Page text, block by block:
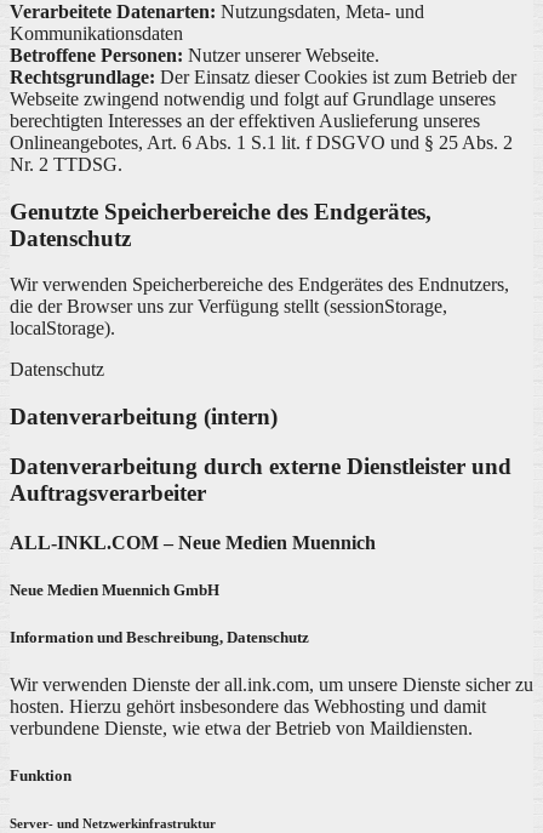
Verarbeitete Datenarten: Nutzungsdaten, Meta- und
Kommunikationsdaten
Betroffene Personen: Nutzer unserer Webseite.
Rechtsgrundlage: Der Einsatz dieser Cookies ist zum Betrieb der
Webseite zwingend notwendig und folgt auf Grundlage unseres
berechtigten Interesses an der effektiven Auslieferung unseres
Onlineangebotes, Art. 6 Abs. 1 S.1 lit. f DSGVO und § 25 Abs. 2
Nr. 2 TTDSG.
Genutzte Speicherbereiche des Endgerätes,
Datenschutz
Wir verwenden Speicherbereiche des Endgerätes des Endnutzers,
die der Browser uns zur Verfügung stellt (sessionStorage,
localStorage).
Datenschutz
Datenverarbeitung (intern)
Datenverarbeitung durch externe Dienstleister und
Auftragsverarbeiter
ALL-INKL.COM – Neue Medien Muennich
Neue Medien Muennich GmbH
Information und Beschreibung, Datenschutz
Wir verwenden Dienste der all.ink.com, um unsere Dienste sicher zu
hosten. Hierzu gehört insbesondere das Webhosting und damit
verbundene Dienste, wie etwa der Betrieb von Maildiensten.
Funktion
Server- und Netzwerkinfrastruktur